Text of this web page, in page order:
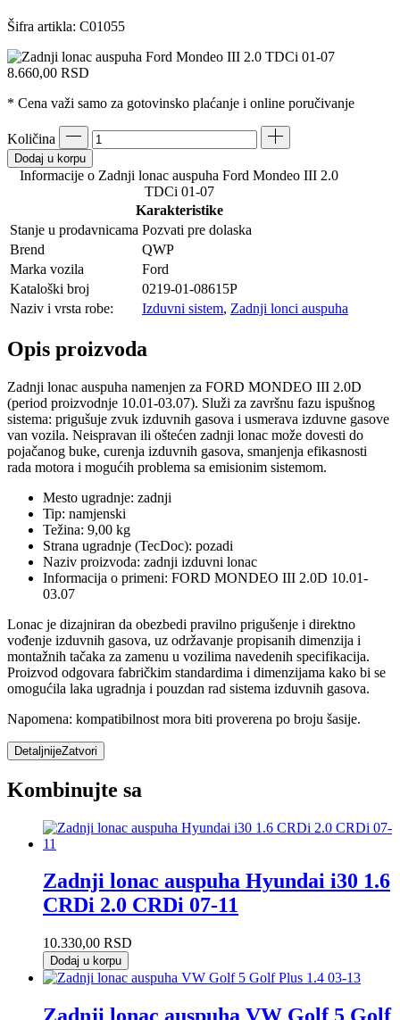
Šifra artikla: C01055
8.660,00 RSD
* Cena važi samo za gotovinsko plaćanje i online poručivanje
Količina
Dodaj u korpu
Informacije o Zadnji lonac auspuha Ford Mondeo III 2.0
TDCi 01-07
Karakteristike
Stanje u prodavnicama Pozvati pre dolaska
Brend
QWP
Marka vozila
Ford
Kataloški broj
0219-01-08615P
Naziv i vrsta robe:
Izduvni sistem, Zadnji lonci auspuha
Opis proizvoda
Zadnji lonac auspuha namenjen za FORD MONDEO III 2.0D
(period proizvodnje 10.01-03.07). Služi za završnu fazu ispušnog
sistema: prigušuje zvuk izduvnih gasova i usmerava izduvne gasove
van vozila. Neispravan ili oštećen zadnji lonac može dovesti do
pojačanog buke, curenja izduvnih gasova, smanjenja efikasnosti
rada motora i mogućih problema sa emisionim sistemom.
Mesto ugradnje: zadnji
Tip: namjenski
Težina: 9,00 kg
Strana ugradnje (TecDoc): pozadi
Naziv proizvoda: zadnji izduvni lonac
Informacija o primeni: FORD MONDEO III 2.0D 10.01-
03.07
Lonac je dizajniran da obezbedi pravilno prigušenje i direktno
vođenje izduvnih gasova, uz održavanje propisanih dimenzija i
montažnih tačaka za zamenu u vozilima navedenih specifikacija.
Proizvod odgovara fabričkim standardima i dimenzijama kako bi se
omogućila laka ugradnja i pouzdan rad sistema izduvnih gasova.
Napomena: kompatibilnost mora biti proverena po broju šasije.
DetaljnijeZatvori
Kombinujte sa
Zadnji lonac auspuha Hyundai i30 1.6
CRDi 2.0 CRDi 07-11
10.330,00 RSD
Dodaj u korpu